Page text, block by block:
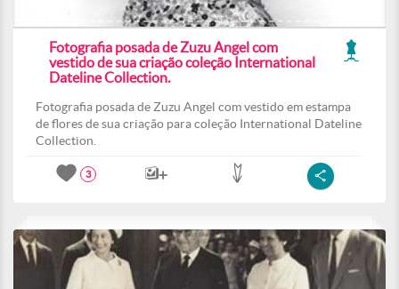
Fotografia posada de Zuzu Angel com
vestido de sua criação coleção International
Dateline Collection.
Fotografia posada de Zuzu Angel com vestido em estampa
de flores de sua criação para coleção International Dateline
Collection.
3